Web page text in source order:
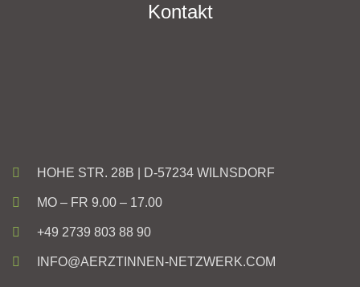
Kontakt
HOHE STR. 28B | D-57234 WILNSDORF
MO – FR 9.00 – 17.00
+49 2739 803 88 90
INFO@AERZTINNEN-NETZWERK.COM